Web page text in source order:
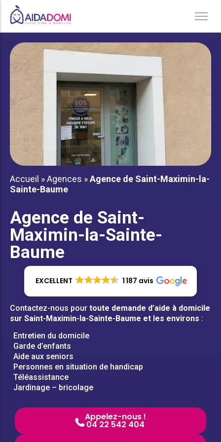
Ménage à domicile & Repassage
Garde d’enfants
Jardinage & Bricolage
Aide aux personnes âgées
Accompagnement du handicap
Téléassistance
Accueil »Agences »Agence de Saint-Maximin-la-
Sainte-Baume
Agence de Saint-
Maximin-la-Sainte-
Baume
EXCELLENT 1 187 avis
Contactez-nous pour toute demande d’aide à domicile
sur Saint-Maximin-la-Sainte-Baume et les environs :
Entretien du domicile
Garde d’enfants
Aide aux seniors
Personnes en situation de handicap
Téléassistance
Jardinage – bricolage
Appelez-nous !
04 22 542 404